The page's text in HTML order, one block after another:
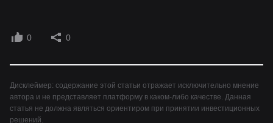
0 0
Дисклеймер: содержание этой статьи отражает исключительно мнение
автора и не представляет платформу в каком-либо качестве. Данная
статья не должна являться ориентиром при принятии инвестиционных
решений.